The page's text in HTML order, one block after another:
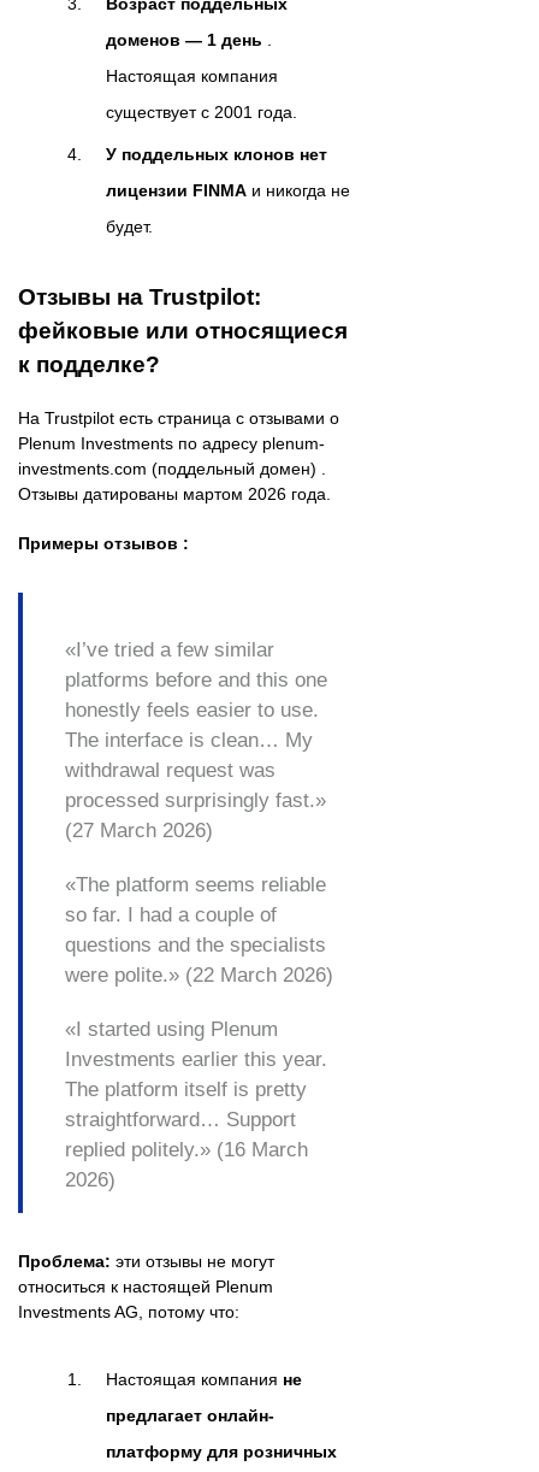
доменов — 1 день
Настоящая компания
существует с 2001 года.
У поддельных клонов нет
лицензии FINMA и никогда не
будет.
Отзывы на Trustpilot:
фейковые или относящиеся
к подделке?
На Trustpilot есть страница с отзывами о
Plenum Investments по адресу plenum-
investments.com (поддельный домен) .
Отзывы датированы мартом 2026 года.
Примеры отзывов :
«I’ve tried a few similar
platforms before and this one
honestly feels easier to use.
The interface is clean… My
withdrawal request was
processed surprisingly fast.»
(27 March 2026)
«The platform seems reliable
so far. I had a couple of
questions and the specialists
were polite.» (22 March 2026)
«I started using Plenum
Investments earlier this year.
The platform itself is pretty
straightforward… Support
replied politely.» (16 March
2026)
Проблема: эти отзывы не могут
относиться к настоящей Plenum
Investments AG, потому что:
Настоящая компания не
предлагает онлайн-
платформу для розничных